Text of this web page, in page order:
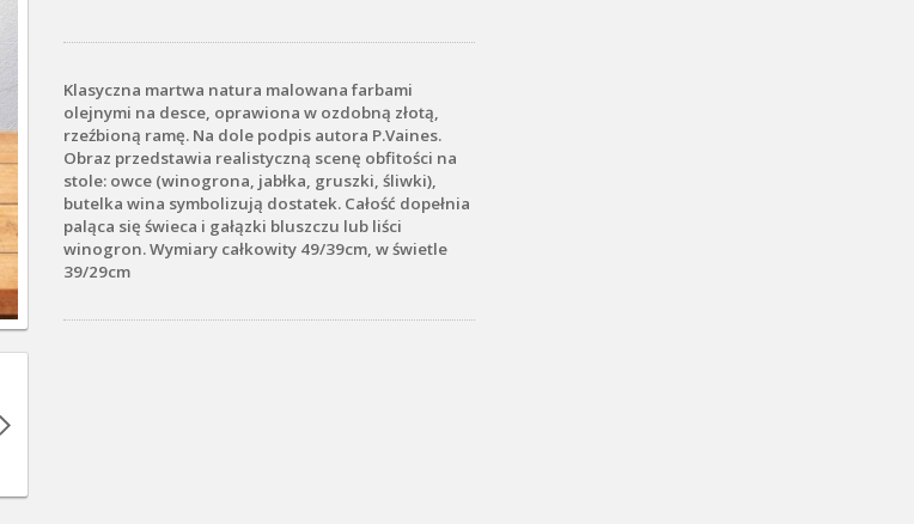
Klasyczna martwa natura malowana farbami
olejnymi na desce, oprawiona w ozdobną złotą,
rzeźbioną ramę. Na dole podpis autora P.Vaines.
Obraz przedstawia realistyczną scenę obfitości na
stole: owce (winogrona, jabłka, gruszki, śliwki),
butelka wina symbolizują dostatek. Całość dopełnia
paląca się świeca i gałązki bluszczu lub liści
winogron. Wymiary całkowity 49/39cm, w świetle
39/29cm